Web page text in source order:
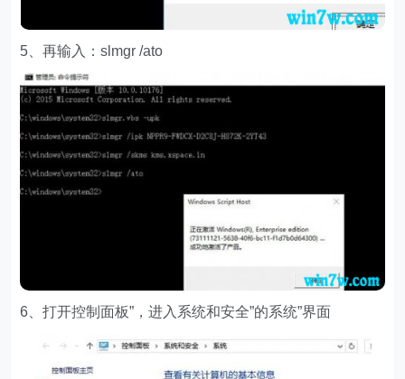
5、再输入：slmgr /ato
6、打开控制面板”，进入系统和安全”的系统”界面